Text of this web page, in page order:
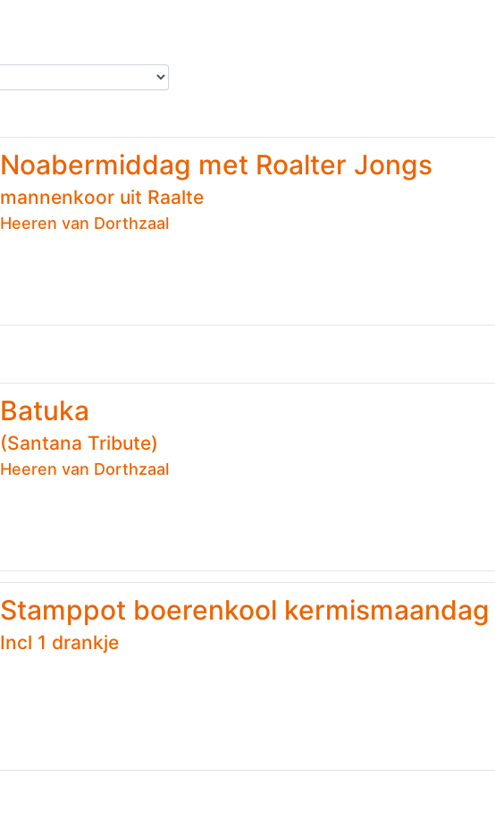
Noabermiddag met Roalter Jongs
mannenkoor uit Raalte
Heeren van Dorthzaal
Batuka
(Santana Tribute)
Heeren van Dorthzaal
Stamppot boerenkool kermismaandag
Incl 1 drankje